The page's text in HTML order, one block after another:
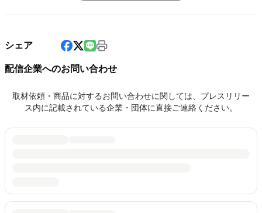
シェア
配信企業へのお問い合わせ
取材依頼・商品に対するお問い合わせに関しては、プレスリリー
ス内に記載されている企業・団体に直接ご連絡ください。